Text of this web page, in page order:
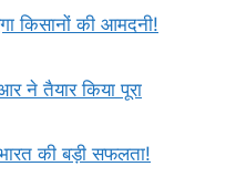
किसानों की आमदनी!
ने तैयार किया पूरा
की बड़ी सफलता!